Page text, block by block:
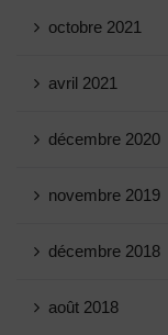
octobre 2021
avril 2021
décembre 2020
novembre 2019
décembre 2018
août 2018